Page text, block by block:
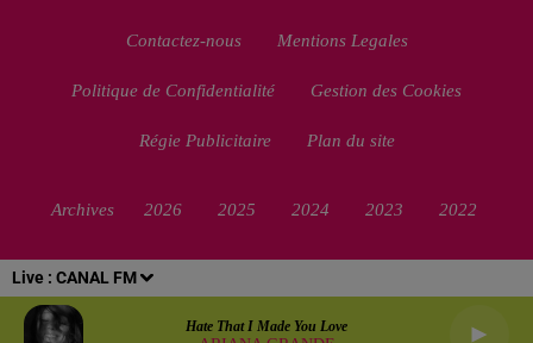
Live : CANAL FM
Hate That I Made You Love
Contactez-nous Mentions Legales
Politique de Confidentialité Gestion des Cookies
Régie Publicitaire Plan du site
Archives 2026 2025 2024 2023 2022